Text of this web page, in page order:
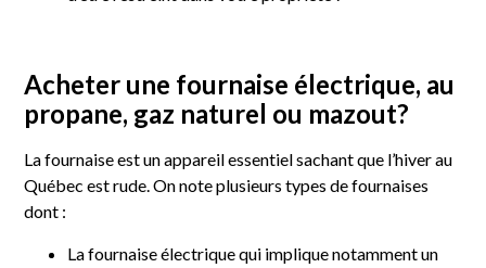
Acheter une fournaise électrique, au
propane, gaz naturel ou mazout?
La fournaise est un appareil essentiel sachant que l’hiver au
Québec est rude. On note plusieurs types de fournaises
dont :
La fournaise électrique qui implique notamment un